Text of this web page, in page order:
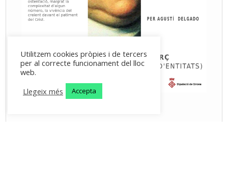
Utilitzem cookies pròpies i de tercers
per al correcte funcionament del lloc
web.
Llegeix més
Accepta